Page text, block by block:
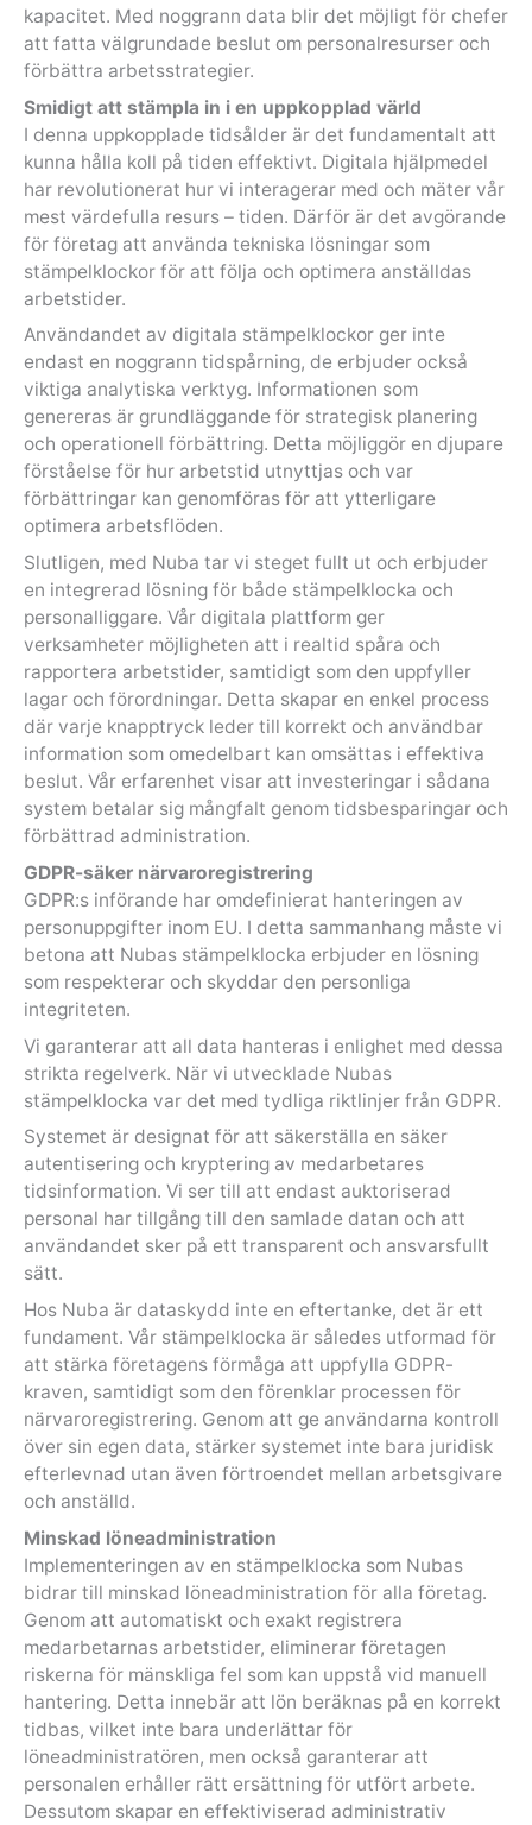
kapacitet. Med noggrann data blir det möjligt för chefer
att fatta välgrundade beslut om personalresurser och
förbättra arbetsstrategier.
Smidigt att stämpla in i en uppkopplad värld
I denna uppkopplade tidsålder är det fundamentalt att
kunna hålla koll på tiden effektivt. Digitala hjälpmedel
har revolutionerat hur vi interagerar med och mäter vår
mest värdefulla resurs – tiden. Därför är det avgörande
för företag att använda tekniska lösningar som
stämpelklockor för att följa och optimera anställdas
arbetstider.
Användandet av digitala stämpelklockor ger inte
endast en noggrann tidspårning, de erbjuder också
viktiga analytiska verktyg. Informationen som
genereras är grundläggande för strategisk planering
och operationell förbättring. Detta möjliggör en djupare
förståelse för hur arbetstid utnyttjas och var
förbättringar kan genomföras för att ytterligare
optimera arbetsflöden.
Slutligen, med Nuba tar vi steget fullt ut och erbjuder
en integrerad lösning för både stämpelklocka och
personalliggare. Vår digitala plattform ger
verksamheter möjligheten att i realtid spåra och
rapportera arbetstider, samtidigt som den uppfyller
lagar och förordningar. Detta skapar en enkel process
där varje knapptryck leder till korrekt och användbar
information som omedelbart kan omsättas i effektiva
beslut. Vår erfarenhet visar att investeringar i sådana
system betalar sig mångfalt genom tidsbesparingar och
förbättrad administration.
GDPR-säker närvaroregistrering
GDPR:s införande har omdefinierat hanteringen av
personuppgifter inom EU. I detta sammanhang måste vi
betona att Nubas stämpelklocka erbjuder en lösning
som respekterar och skyddar den personliga
integriteten.
Vi garanterar att all data hanteras i enlighet med dessa
strikta regelverk. När vi utvecklade Nubas
stämpelklocka var det med tydliga riktlinjer från GDPR.
Systemet är designat för att säkerställa en säker
autentisering och kryptering av medarbetares
tidsinformation. Vi ser till att endast auktoriserad
personal har tillgång till den samlade datan och att
användandet sker på ett transparent och ansvarsfullt
sätt.
Hos Nuba är dataskydd inte en eftertanke, det är ett
fundament. Vår stämpelklocka är således utformad för
att stärka företagens förmåga att uppfylla GDPR-
kraven, samtidigt som den förenklar processen för
närvaroregistrering. Genom att ge användarna kontroll
över sin egen data, stärker systemet inte bara juridisk
efterlevnad utan även förtroendet mellan arbetsgivare
och anställd.
Minskad löneadministration
Implementeringen av en stämpelklocka som Nubas
bidrar till minskad löneadministration för alla företag.
Genom att automatiskt och exakt registrera
medarbetarnas arbetstider, eliminerar företagen
riskerna för mänskliga fel som kan uppstå vid manuell
hantering. Detta innebär att lön beräknas på en korrekt
tidbas, vilket inte bara underlättar för
löneadministratören, men också garanterar att
personalen erhåller rätt ersättning för utfört arbete.
Dessutom skapar en effektiviserad administrativ